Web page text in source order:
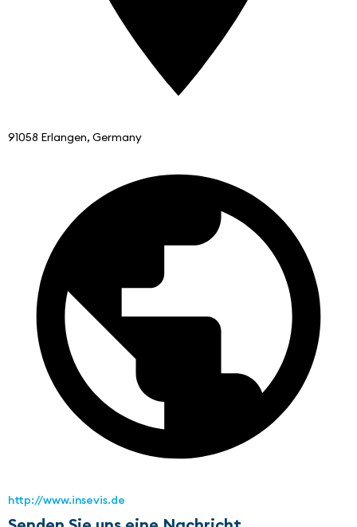
91058 Erlangen, Germany
http://www.insevis.de